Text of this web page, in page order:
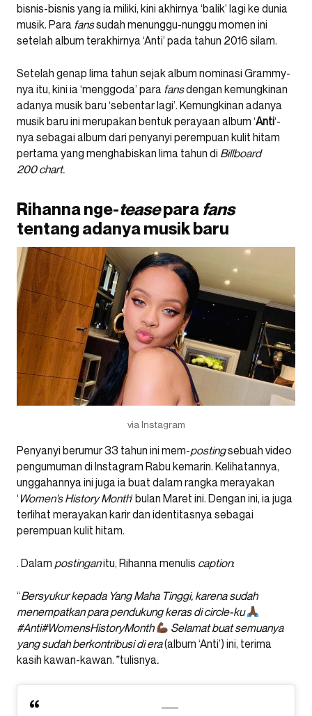
bisnis-bisnis yang ia miliki, kini akhirnya ‘balik’ lagi ke dunia
musik. Para fanssudah menunggu-nunggu momen ini
setelah album terakhirnya ‘Anti’ pada tahun 2016 silam.
Setelah genap lima tahun sejak album nominasi Grammy-
nya itu, kini ia ‘menggoda’ para fansdengan kemungkinan
adanya musik baru ‘sebentar lagi’. Kemungkinan adanya
musik baru ini merupakan bentuk perayaan album ‘Anti‘-
nya sebagai album dari penyanyi perempuan kulit hitam
pertama yang menghabiskan lima tahun di Billboard
200 chart.
Rihanna nge-teasepara fans
tentang adanya musik baru
via Instagram
Penyanyi berumur 33 tahun ini mem-postingsebuah video
pengumuman di Instagram Rabu kemarin. Kelihatannya,
unggahannya ini juga ia buat dalam rangka merayakan
‘ Women’s History Month‘ bulan Maret ini. Dengan ini, ia juga
terlihat merayakan karir dan identitasnya sebagai
perempuan kulit hitam.
. Dalam postinganitu, Rihanna menulis caption:
“Bersyukur kepada Yang Maha Tinggi, karena sudah
menempatkan para pendukung keras di circle-ku
#Anti#WomensHistoryMonth
Selamat buat semuanya
yang sudah berkontribusi di era(album ‘Anti’) ini, terima
kasih kawan-kawan. ”tulisnya.